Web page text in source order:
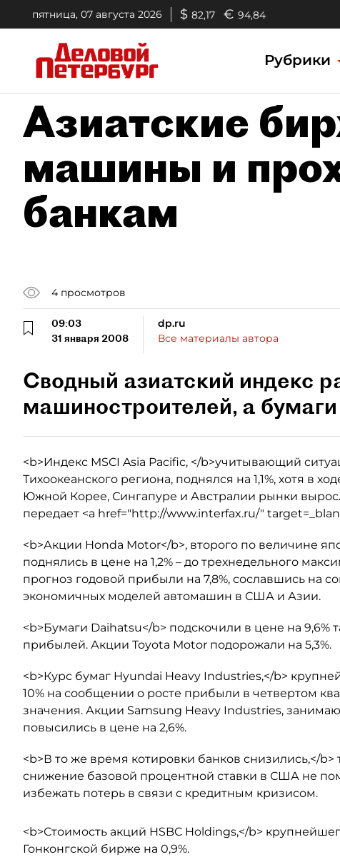
пятница, 07 августа 2026 $ 82,17 € 94,84
Рубрики
Азиатские
машины и
банкам
4 просмотров
09:03
31 января 2008
dp.ru
Все материалы автора
Сводный азиатский индекс
машиностроителей, а
<b>Индекс MSCI Asia Pacific, </b>учитывающий
Тихоокеанского региона, поднялся на 1,1%, хотя в
Южной Корее, Сингапуре и Австралии рынки
передает <a href="http://www.interfax.ru/"
<b>Акции Honda Motor</b>, второго по величине
поднялись в цене на 1,2% – до трехнедельного
прогноз годовой прибыли на 7,8%, сославшись на
экономичных моделей автомашин в США и Азии.
<b>Бумаги Daihatsu</b> подскочили в цене на
прибылей. Акции Toyota Motor подорожали на 5,3%.
<b>Курс бумаг Hyundai Heavy Industries,</b>
10% на сообщении о росте прибыли в четвертом
значения. Акции Samsung Heavy Industries,
повысились в цене на 2,6%.
<b>В то же время котировки банков снизились,</b>
снижение базовой процентной ставки в США не
избежать потерь в связи с кредитным кризисом.
<b>Стоимость акций HSBC Holdings,</b>
Гонконгской бирже на 0,9%.